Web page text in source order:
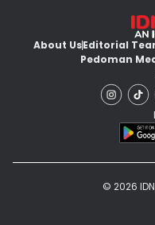
About UsEditorial
Pedoman
© 2026